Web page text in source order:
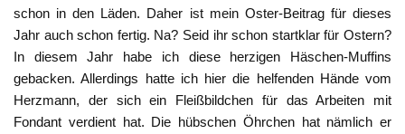
schon in den Läden. Daher ist mein Oster-Beitrag für dieses
Jahr auch schon fertig. Na? Seid ihr schon startklar für Ostern?
In diesem Jahr habe ich diese herzigen Häschen-Muffins
gebacken. Allerdings hatte ich hier die helfenden Hände vom
Herzmann, der sich ein Fleißbildchen für das Arbeiten mit
Fondant verdient hat. Die hübschen Öhrchen hat nämlich er